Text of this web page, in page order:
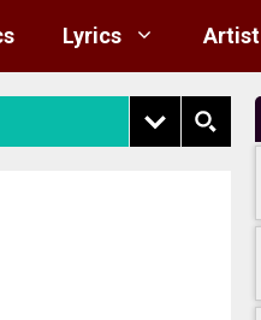
Lyrics Artist